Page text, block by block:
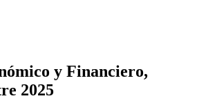
y Financiero,
2025